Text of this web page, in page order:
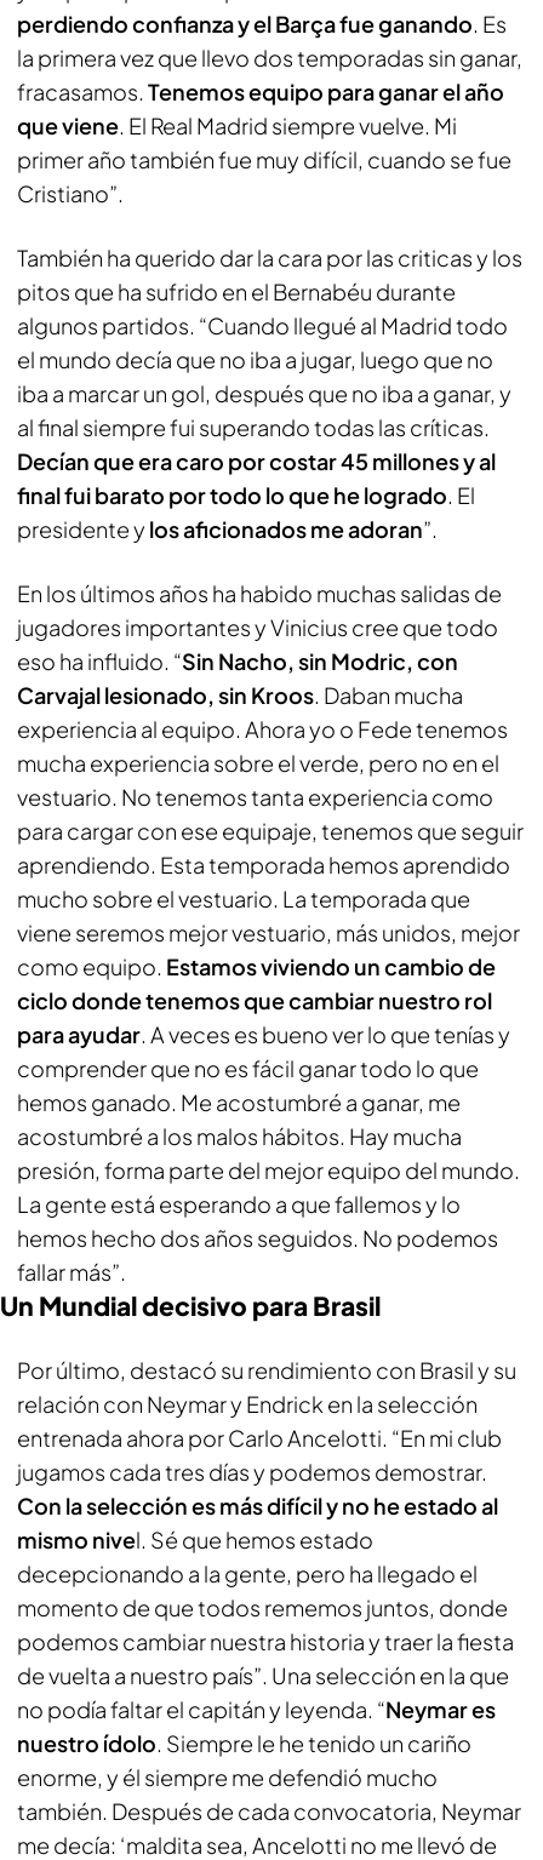
perdiendo confianza y el Barça fue ganando. Es
la primera vez que llevo dos temporadas sin ganar,
fracasamos. Tenemos equipo para ganar el año
que viene. El Real Madrid siempre vuelve. Mi
primer año también fue muy difícil, cuando se fue
Cristiano”.
También ha querido dar la cara por las criticas y los
pitos que ha sufrido en el Bernabéu durante
algunos partidos. “Cuando llegué al Madrid todo
el mundo decía que no iba a jugar, luego que no
iba a marcar un gol, después que no iba a ganar, y
al final siempre fui superando todas las críticas.
Decían que era caro por costar 45 millones y al
final fui barato por todo lo que he logrado. El
presidente y los aficionados me adoran”.
En los últimos años ha habido muchas salidas de
jugadores importantes y Vinicius cree que todo
eso ha influido. “Sin Nacho, sin Modric, con
Carvajal lesionado, sin Kroos. Daban mucha
experiencia al equipo. Ahora yo o Fede tenemos
mucha experiencia sobre el verde, pero no en el
vestuario. No tenemos tanta experiencia como
para cargar con ese equipaje, tenemos que seguir
aprendiendo. Esta temporada hemos aprendido
mucho sobre el vestuario. La temporada que
viene seremos mejor vestuario, más unidos, mejor
como equipo. Estamos viviendo un cambio de
ciclo donde tenemos que cambiar nuestro rol
para ayudar. A veces es bueno ver lo que tenías y
comprender que no es fácil ganar todo lo que
hemos ganado. Me acostumbré a ganar, me
acostumbré a los malos hábitos. Hay mucha
presión, forma parte del mejor equipo del mundo.
La gente está esperando a que fallemos y lo
hemos hecho dos años seguidos. No podemos
fallar más”.
Un Mundial decisivo para Brasil
Por último, destacó su rendimiento con Brasil y su
relación con Neymar y Endrick en la selección
entrenada ahora por Carlo Ancelotti. “En mi club
jugamos cada tres días y podemos demostrar.
Con la selección es más difícil y no he estado al
mismo nivel. Sé que hemos estado
decepcionando a la gente, pero ha llegado el
momento de que todos rememos juntos, donde
podemos cambiar nuestra historia y traer la fiesta
de vuelta a nuestro país”. Una selección en la que
no podía faltar el capitán y leyenda. “Neymar es
nuestro ídolo. Siempre le he tenido un cariño
enorme, y él siempre me defendió mucho
también. Después de cada convocatoria, Neymar
me decía: ‘maldita sea, Ancelotti no me llevó de